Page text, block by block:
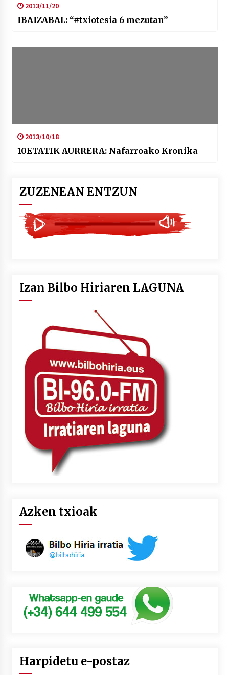
2013/11/20
IBAIZABAL: “#txiotesia 6 mezutan”
2013/10/18
10ETATIK AURRERA: Nafarroako Kronika
ZUZENEAN ENTZUN
Izan Bilbo Hiriaren LAGUNA
Azken txioak
Harpidetu e-postaz